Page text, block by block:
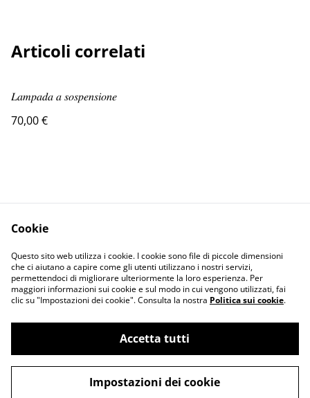
Articoli correlati
𝐿𝑎𝑚𝑝𝑎𝑑𝑎 𝑎 𝑠𝑜𝑠𝑝𝑒𝑛𝑠𝑖𝑜𝑛𝑒
70,00 €
Contact Us
Legal Terms
Privacy Policy
Cookie Policy
©2026sah.crame
powered by
Cookie
Questo sito web utilizza i cookie. I cookie sono file di piccole dimensioni
che ci aiutano a capire come gli utenti utilizzano i nostri servizi,
permettendoci di migliorare ulteriormente la loro esperienza. Per
maggiori informazioni sui cookie e sul modo in cui vengono utilizzati, fai
clic su "Impostazioni dei cookie". Consulta la nostra Politica sui cookie.
Accetta tutti
Impostazioni dei cookie